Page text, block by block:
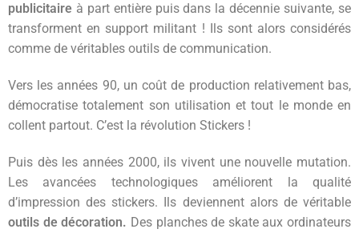
publicitaire à part entière puis dans la décennie suivante, se
transforment en support militant ! Ils sont alors considérés
comme de véritables outils de communication.
Vers les années 90, un coût de production relativement bas,
démocratise totalement son utilisation et tout le monde en
collent partout. C’est la révolution Stickers !
Puis dès les années 2000, ils vivent une nouvelle mutation.
Les avancées technologiques améliorent la qualité
d’impression des stickers. Ils deviennent alors de véritable
outils de décoration. Des planches de skate aux ordinateurs